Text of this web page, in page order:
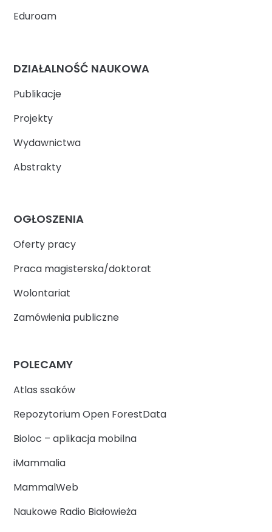
Eduroam
DZIAŁALNOŚĆ NAUKOWA
Publikacje
Projekty
Wydawnictwa
Abstrakty
OGŁOSZENIA
Oferty pracy
Praca magisterska/doktorat
Wolontariat
Zamówienia publiczne
POLECAMY
Atlas ssaków
Repozytorium Open ForestData
Bioloc – aplikacja mobilna
iMammalia
MammalWeb
Naukowe Radio Białowieża